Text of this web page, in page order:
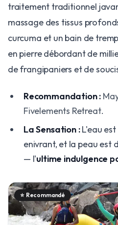
traitement traditionnel
massage des tissus
curcuma et un bain de
en pierre débordant de
de frangipaniers et de
Recommandation :
Fivelements Retreat.
La Sensation :L'eau
enivrant, et la peau est
— l'ultime indulgence
⭐ Recommandé